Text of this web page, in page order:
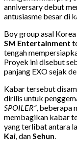
anniversary debut
antusiasme besar di
Boy group asal
SM Entertainment
tengah
Proyek ini disebut
panjang EXO sejak
Kabar tersebut
dirilis untuk
SPOILER”, beberapa
membagikan kabar
yang terlibat antara
Kai, danSehun.